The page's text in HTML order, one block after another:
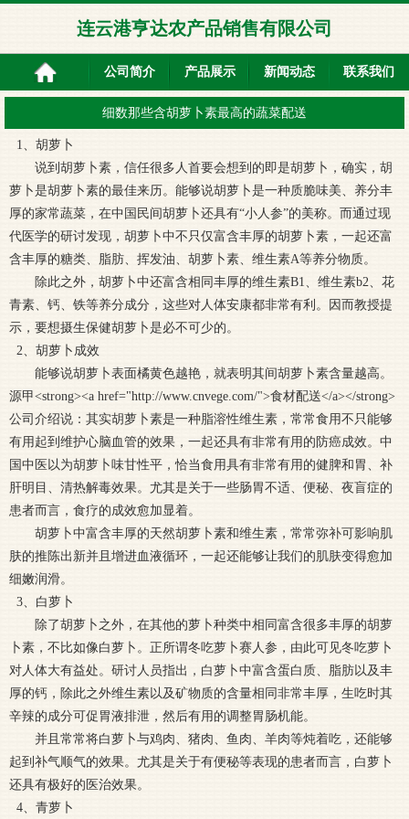
连云港亨达农产品销售有限公司
公司简介 产品展示 新闻动态 联系我们
细数那些含胡萝卜素最高的蔬菜配送
1、胡萝卜
说到胡萝卜素，信任很多人首要会想到的即是胡萝卜，确实，胡
萝卜是胡萝卜素的最佳来历。能够说胡萝卜是一种质脆味美、养分丰
厚的家常蔬菜，在中国民间胡萝卜还具有“小人参”的美称。而通过现
代医学的研讨发现，胡萝卜中不只仅富含丰厚的胡萝卜素，一起还富
含丰厚的糖类、脂肪、挥发油、胡萝卜素、维生素A等养分物质。
除此之外，胡萝卜中还富含相同丰厚的维生素B1、维生素b2、花
青素、钙、铁等养分成分，这些对人体安康都非常有利。因而教授提
示，要想摄生保健胡萝卜是必不可少的。
2、胡萝卜成效
能够说胡萝卜表面橘黄色越艳，就表明其间胡萝卜素含量越高。
源甲<strong><a href="http://www.cnvege.com/">食材配送</a></strong>
公司介绍说：其实胡萝卜素是一种脂溶性维生素，常常食用不只能够
有用起到维护心脑血管的效果，一起还具有非常有用的防癌成效。中
国中医以为胡萝卜味甘性平，恰当食用具有非常有用的健脾和胃、补
肝明目、清热解毒效果。尤其是关于一些肠胃不适、便秘、夜盲症的
患者而言，食疗的成效愈加显着。
胡萝卜中富含丰厚的天然胡萝卜素和维生素，常常弥补可影响肌
肤的推陈出新并且增进血液循环，一起还能够让我们的肌肤变得愈加
细嫩润滑。
3、白萝卜
除了胡萝卜之外，在其他的萝卜种类中相同富含很多丰厚的胡萝
卜素，不比如像白萝卜。正所谓冬吃萝卜赛人参，由此可见冬吃萝卜
对人体大有益处。研讨人员指出，白萝卜中富含蛋白质、脂肪以及丰
厚的钙，除此之外维生素以及矿物质的含量相同非常丰厚，生吃时其
辛辣的成分可促胃液排泄，然后有用的调整胃肠机能。
并且常常将白萝卜与鸡肉、猪肉、鱼肉、羊肉等炖着吃，还能够
起到补气顺气的效果。尤其是关于有便秘等表现的患者而言，白萝卜
还具有极好的医治效果。
4、青萝卜